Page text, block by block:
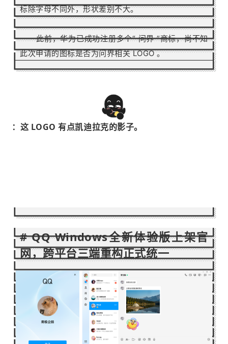
标除字母不同外，形状差别不大。
此前，华为已成功注册多个“ 问界 ”商标，尚不知
此次申请的图标是否为问界相关 LOGO 。
：这 LOGO 有点凯迪拉克的影子。
# QQ Windows全新体验版上架官
网，跨平台三端重构正式统一